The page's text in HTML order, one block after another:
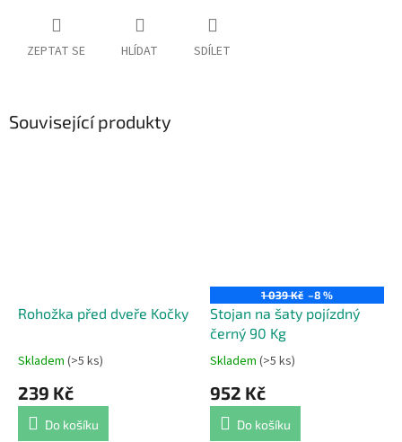
ZEPTAT SE HLÍDAT SDÍLET
Související produkty
Rohožka před dveře Kočky
Průměrné
produktu
5,0
Skladem (>5 ks)
239 Kč
Do košíku
1 039 Kč –8 %
Stojan na šaty pojízdný
černý 90 Kg
Průměrné
produktu
5,0
Skladem (>5 ks)
952 Kč
Do košíku